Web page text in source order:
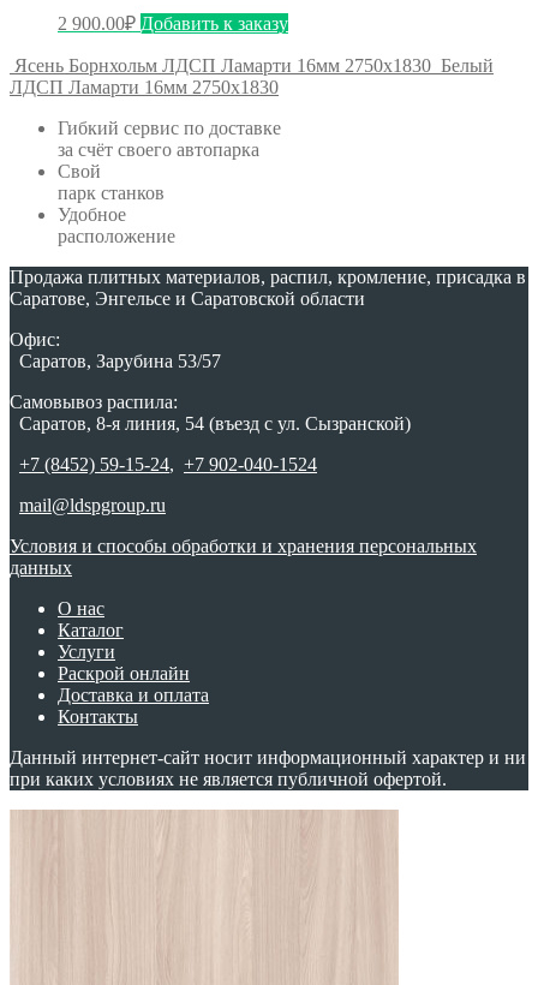
2 900.00₽ Добавить к заказу
Ясень Борнхольм ЛДСП Ламарти 16мм 2750х1830 Белый
ЛДСП Ламарти 16мм 2750х1830
Гибкий сервис по доставке
за счёт своего автопарка
Свой
парк станков
Удобное
расположение
Продажа плитных материалов, распил, кромление, присадка в
Саратове, Энгельсе и Саратовской области
Офис:
Саратов, Зарубина 53/57
Самовывоз распила:
Саратов, 8-я линия, 54 (въезд с ул. Сызранской)
+7 (8452) 59-15-24, +7 902-040-1524
mail@ldspgroup.ru
Условия и способы обработки и хранения персональных
данных
О нас
Каталог
Услуги
Раскрой онлайн
Доставка и оплата
Контакты
Данный интернет-сайт носит информационный характер и ни
при каких условиях не является публичной офертой.